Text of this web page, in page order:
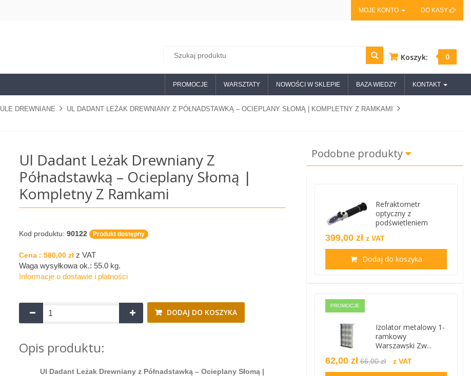
MOJE KONTO DO KASY
Koszyk: 0
PROMOCJE WARSZTATY NOWOŚCI W SKLEPIE BAZA WIEDZY KONTAKT
ULE DREWNIANE UL DADANT LEŻAK DREWNIANY Z PÓŁNADSTAWKĄ – OCIEPLANY SŁOMĄ | KOMPLETNY Z RAMKAMI
Ul Dadant Leżak Drewniany Z
Półnadstawką – Ocieplany Słomą |
Kompletny Z Ramkami
Kod produktu: 90122 Produkt dostępny
Cena : 580,00 zł z VAT
Waga wysyłkowa ok.: 55.0 kg.
Informacje o dostawie i płatności
DODAJ DO KOSZYKA
Opis produktu:
Ul Dadant Leżak Drewniany z Półnadstawką – Ocieplany Słomą |
Podobne produkty
Refraktometr
optyczny z
podświetleniem
399,00 zł z VAT
Dodaj do koszyka
PROMOCJE
Izolator metalowy 1-
ramkowy
Warszawski Zw...
62,00 zł 66,00 zł z VAT